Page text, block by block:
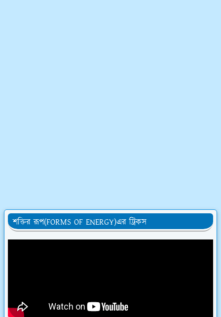
শক্তির রূপ(FORMS OF ENERGY)এর ট্রিকস